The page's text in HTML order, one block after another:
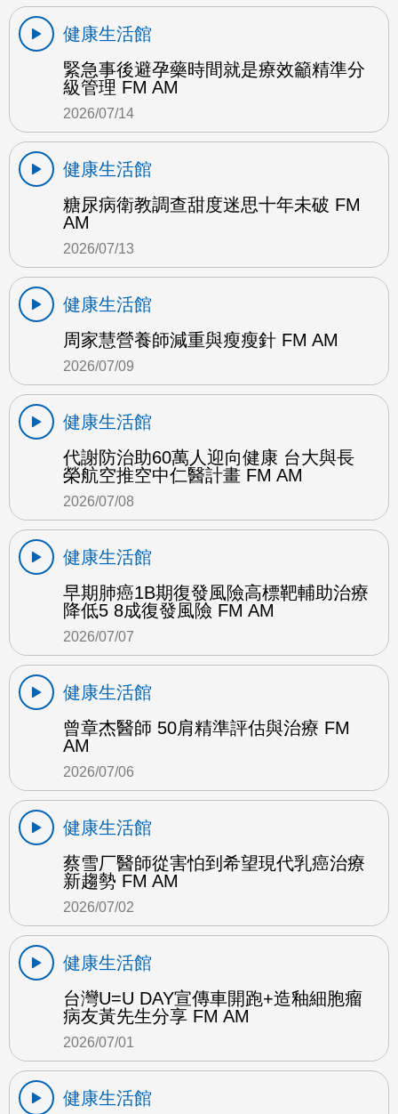
健康生活館
緊急事後避孕藥時間就是療效籲精準分
級管理 FM AM
2026/07/14
健康生活館
糖尿病衛教調查甜度迷思十年未破 FM
AM
2026/07/13
健康生活館
周家慧營養師減重與瘦瘦針 FM AM
2026/07/09
健康生活館
代謝防治助60萬人迎向健康 台大與長
榮航空推空中仁醫計畫 FM AM
2026/07/08
健康生活館
早期肺癌1B期復發風險高標靶輔助治療
降低5 8成復發風險 FM AM
2026/07/07
健康生活館
曾章杰醫師 50肩精準評估與治療 FM
AM
2026/07/06
健康生活館
蔡雪厂醫師從害怕到希望現代乳癌治療
新趨勢 FM AM
2026/07/02
健康生活館
台灣U=U DAY宣傳車開跑+造釉細胞瘤
病友黃先生分享 FM AM
2026/07/01
健康生活館